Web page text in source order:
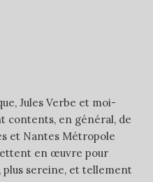
Jules Verbe et moi-
contents, en général, de
et Nantes Métropole
en œuvre pour
plus sereine, et tellement